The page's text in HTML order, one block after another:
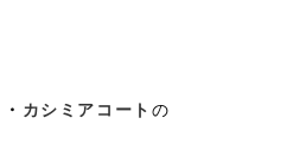
・ カシミアコート の